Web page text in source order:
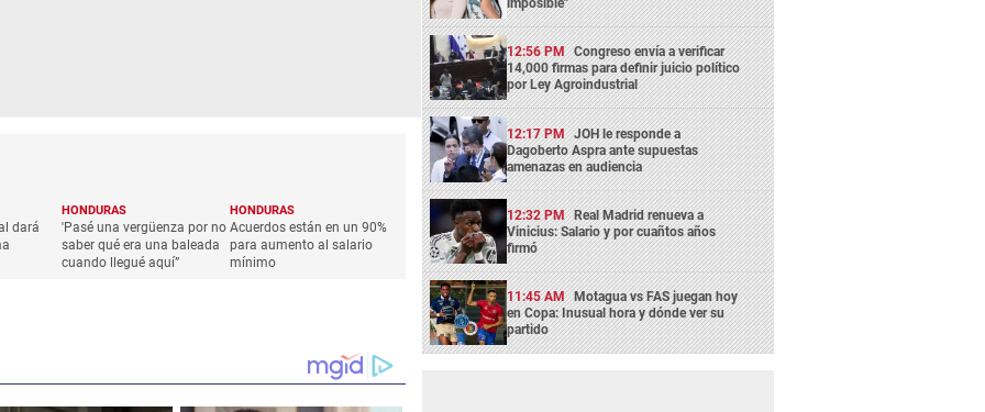
dará
HONDURAS
'Pasé una vergüenza por no
saber qué era una baleada
cuando llegué aquí”
HONDURAS
Acuerdos están en un 90%
para aumento al salario
mínimo
imposible"
12:56 PM Congreso envía a verificar
14,000 firmas para definir juicio político
por Ley Agroindustrial
12:17 PM JOH le responde a
Dagoberto Aspra ante supuestas
amenazas en audiencia
12:32 PM Real Madrid renueva a
Vinicius: Salario y por cuañtos años
firmó
11:45 AM Motagua vs FAS juegan hoy
en Copa: Inusual hora y dónde ver su
partido